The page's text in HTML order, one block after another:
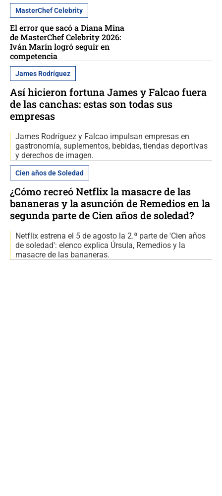
MasterChef Celebrity
El error que sacó a Diana Mina
de MasterChef Celebrity 2026:
Iván Marín logró seguir en
competencia
James Rodríguez
Así hicieron fortuna James y Falcao fuera
de las canchas: estas son todas sus
empresas
James Rodríguez y Falcao impulsan empresas en
gastronomía, suplementos, bebidas, tiendas deportivas
y derechos de imagen.
Cien años de Soledad
¿Cómo recreó Netflix la masacre de las
bananeras y la asunción de Remedios en la
segunda parte de Cien años de soledad?
Netflix estrena el 5 de agosto la 2.ª parte de 'Cien años
de soledad': elenco explica Úrsula, Remedios y la
masacre de las bananeras.